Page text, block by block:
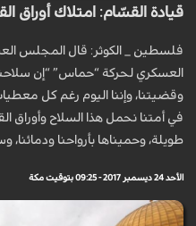
قيادة القسّام: امتلاك أوراق
فلسطين _ الكوثر: قال المجلس
العسكري لحركة “حماس” “إن
وقضيتنا، وإننا اليوم رغم كل
في أمتنا نحمل هذا السلاح وأوراق
طويلة، وحميناها بأرواحنا
الأحد 24 ديسمبر 2017 - 09:25 بتوقيت مكة